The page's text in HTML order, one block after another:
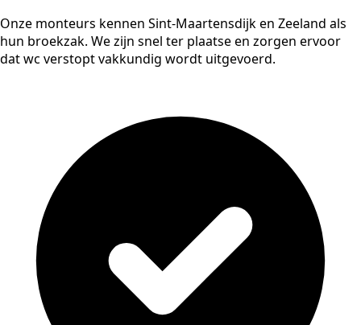
Onze monteurs kennen Sint-Maartensdijk en Zeeland als
hun broekzak. We zijn snel ter plaatse en zorgen ervoor
dat wc verstopt vakkundig wordt uitgevoerd.